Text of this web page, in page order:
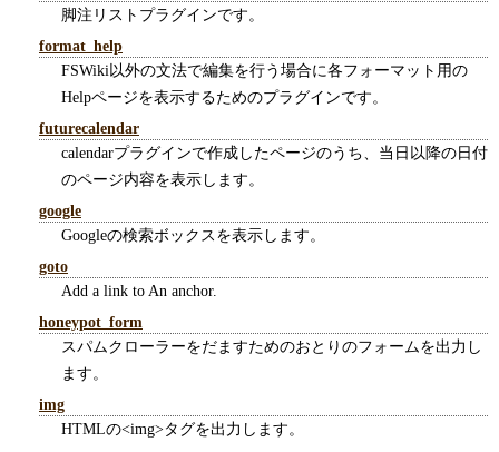
脚注リストプラグインです。
format_help
FSWiki以外の文法で編集を行う場合に各フォーマット用の
Helpページを表示するためのプラグインです。
futurecalendar
calendarプラグインで作成したページのうち、当日以降の日付
のページ内容を表示します。
google
Googleの検索ボックスを表示します。
goto
Add a link to An anchor.
honeypot_form
スパムクローラーをだますためのおとりのフォームを出力し
ます。
img
HTMLの<img>タグを出力します。